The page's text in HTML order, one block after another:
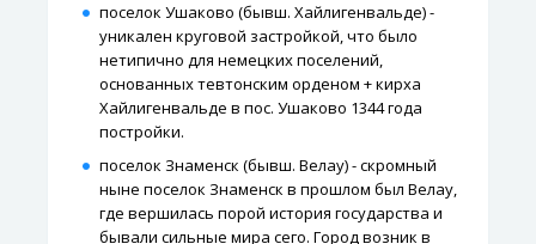
поселок Ушаково (бывш. Хайлигенвальде) -
уникален круговой застройкой, что было
нетипично для немецких поселений,
основанных тевтонским орденом + кирха
Хайлигенвальде в пос. Ушаково 1344 года
постройки.
поселок Знаменск (бывш. Велау) - скромный
ныне поселок Знаменск в прошлом был Велау,
где вершилась порой история государства и
бывали сильные мира сего. Город возник в